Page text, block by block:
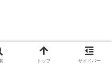
トップ サイドバー